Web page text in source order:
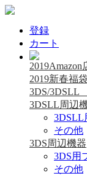
登録
カート
2019Amazon
2019新春福袋
3DS/3DSLL
3DSLL周辺
3DSLL
その他
3DS周辺機器
3DS用
その他